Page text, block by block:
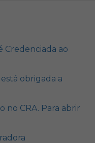
Credenciada ao
obrigada a
no CRA. Para abrir